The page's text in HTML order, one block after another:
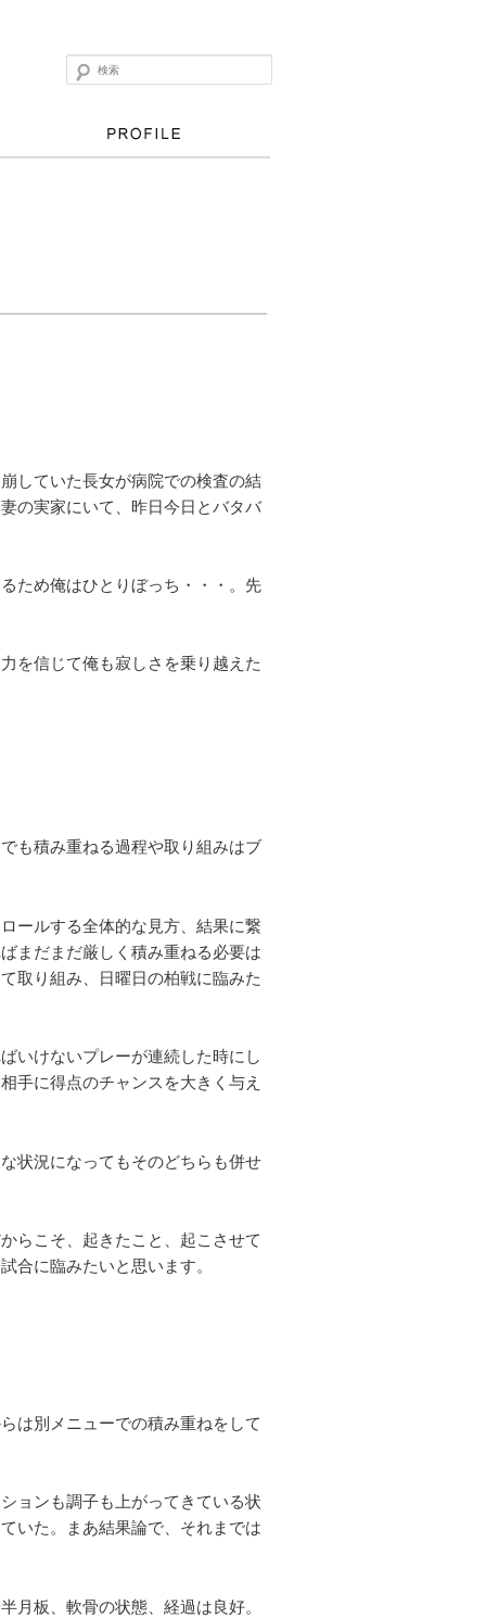
検索
していた長女が病院での検査の結
の実家にいて、昨日今日とバタバ
ため俺はひとりぼっち・・・。先
を信じて俺も寂しさを乗り越えた
も積み重ねる過程や取り組みはブ
ールする全体的な見方、結果に繋
まだまだ厳しく積み重ねる必要は
取り組み、日曜日の柏戦に臨みた
いけないプレーが連続した時にし
手に得点のチャンスを大きく与え
状況になってもそのどちらも併せ
らこそ、起きたこと、起こさせて
合に臨みたいと思います。
は別メニューでの積み重ねをして
ョンも調子も上がってきている状
いた。まあ結果論で、それまでは
月板、軟骨の状態、経過は良好。